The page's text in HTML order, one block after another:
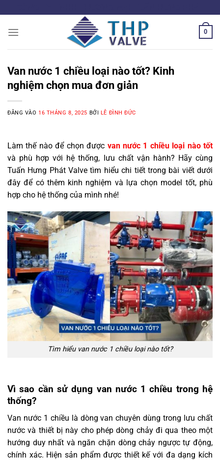
qua
nội
0
Van nước 1 chiều loại nào tốt? Kinh
nghiệm chọn mua đơn giản
ĐĂNG VÀO 16 THÁNG 8, 2025 BỞI LÊ ĐÌNH ĐỨC
Làm thế nào để chọn được van nước 1 chiều loại nào tốt
và phù hợp với hệ thống, lưu chất vận hành? Hãy cùng
Tuấn Hưng Phát Valve tìm hiểu chi tiết trong bài viết dưới
đây để có thêm kinh nghiệm và lựa chọn model tốt, phù
hợp cho hệ thống của mình nhé!
Tìm hiểu van nước 1 chiều loại nào tốt?
Vì sao cần sử dụng van nước 1 chiều trong hệ
thống?
Van nước 1 chiều là dòng van chuyên dùng trong lưu chất
nước và thiết bị này cho phép dòng chảy đi qua theo một
hướng duy nhất và ngăn chặn dòng chảy ngược tự động,
chính xác. Hiện sản phẩm được thiết kế với đa dạng kích